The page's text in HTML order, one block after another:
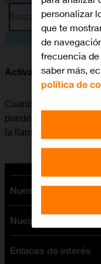
Busca por problema
Activar o desactivar
Cuando la función de
puede responder una
la llamada en curso.
Nuestras tarifas
Tarifas Orange
Tarifas fibra y móvil
Tarifas móviles
Nuestros
Ofertas en móviles
Enlaces de interés
personalizar
que te
de
frecuencia
saber más,
política de